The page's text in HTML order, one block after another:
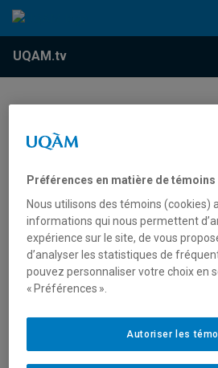
Accéder au contenu
Accéder au menu principal
Accéder à la recherche
Accéder au contenu
Accéder au menu principal
UQAM.tv
Vous devez autoriser les témoins
Préférences des témoins
L’équipe de golf
l’UQAM
Préférences en matière de témoins
Nous utilisons des témoins (cookies)
informations qui nous permettent
expérience sur le site, de vous
d’analyser les statistiques de
pouvez personnaliser votre choix en
« Préférences ».
Autoriser les